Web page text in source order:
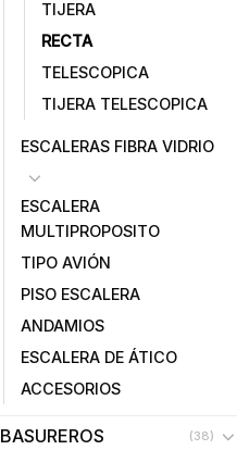
TIJERA
RECTA
TELESCOPICA
TIJERA TELESCOPICA
ESCALERAS FIBRA VIDRIO
ESCALERA
MULTIPROPOSITO
TIPO AVIÓN
PISO ESCALERA
ANDAMIOS
ESCALERA DE ÁTICO
ACCESORIOS
BASUREROS (38)